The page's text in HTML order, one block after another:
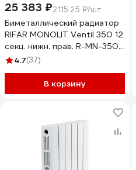
25 383 ₽2115.25 ₽/шт
Биметаллический радиатор
RIFAR MONOLIT Ventil 350 12
секц. нижн. прав. R-MN-350-
12-VR
4.7(37)
В корзину